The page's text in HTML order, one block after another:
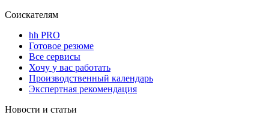
Соискателям
hh PRO
Готовое резюме
Все сервисы
Хочу у вас работать
Производственный календарь
Экспертная рекомендация
Новости и статьи